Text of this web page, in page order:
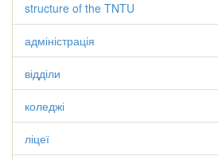
structure of the TNTU
адміністрація
відділи
коледжі
ліцеї